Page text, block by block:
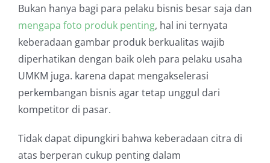
Bukan hanya bagi para pelaku bisnis besar saja dan
mengapa foto produk penting, hal ini ternyata
keberadaan gambar produk berkualitas wajib
diperhatikan dengan baik oleh para pelaku usaha
UMKM juga. karena dapat mengakselerasi
perkembangan bisnis agar tetap unggul dari
kompetitor di pasar.
Tidak dapat dipungkiri bahwa keberadaan citra di
atas berperan cukup penting dalam